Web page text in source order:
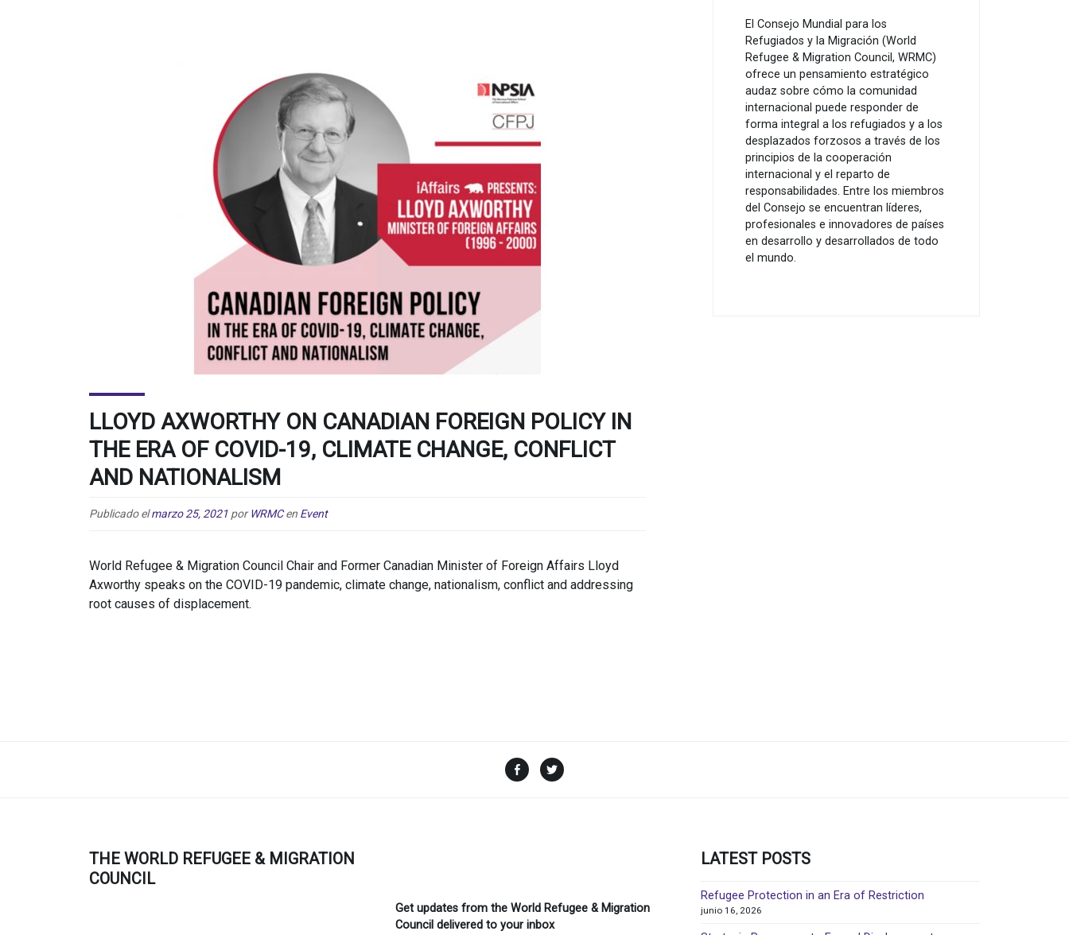
LLOYD AXWORTHY ON CANADIAN FOREIGN POLICY IN
THE ERA OF COVID-19, CLIMATE CHANGE, CONFLICT
AND NATIONALISM
Publicado elmarzo 25, 2021 por WRMC en Event
World Refugee & Migration Council Chair and Former Canadian Minister of Foreign Affairs Lloyd
Axworthy speaks on the COVID-19 pandemic, climate change, nationalism, conflict and addressing
root causes of displacement.
El Consejo Mundial para los
Refugiados y la Migración (World
Refugee & Migration Council, WRMC)
ofrece un pensamiento estratégico
audaz sobre cómo la comunidad
internacional puede responder de
forma integral a los refugiados y a los
desplazados forzosos a través de los
principios de la cooperación
internacional y el reparto de
responsabilidades. Entre los miembros
del Consejo se encuentran líderes,
profesionales e innovadores de países
en desarrollo y desarrollados de todo
el mundo.
Facebook
THE WORLD REFUGEE & MIGRATION
COUNCIL
Get updates from the World Refugee & Migration
Council delivered to your inbox
LATEST POSTS
Refugee Protection in an Era of Restriction
junio 16, 2026